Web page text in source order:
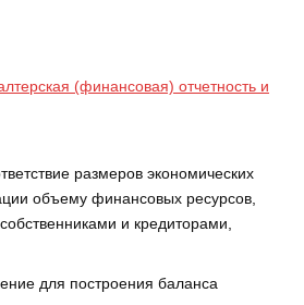
(финансовая) отчетность и
размеров экономических
объему финансовых ресурсов,
и кредиторами,
для построения баланса